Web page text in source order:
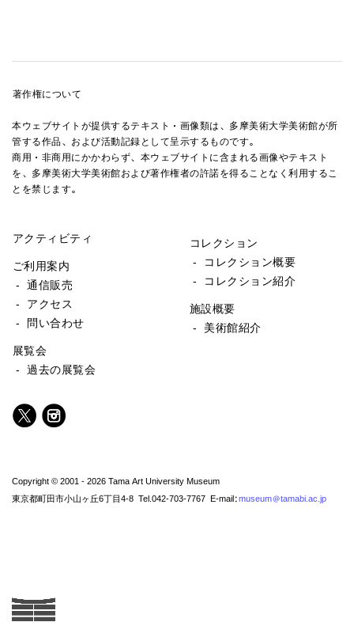
著作権について
本ウェブサイトが提供するテキスト・画像類は、多摩美術大学美術館が所
管する作品、および活動記録として呈示するものです。
商用・非商用にかかわらず、本ウェブサイトに含まれる画像やテキスト
を、多摩美術大学美術館および著作権者の許諾を得ることなく利用するこ
とを禁じます。
アクティビティ
ご利用案内
- 通信販売
- アクセス
- 問い合わせ
展覧会
- 過去の展覧会
コレクション
- コレクション概要
- コレクション紹介
施設概要
- 美術館紹介
Copyright © 2001 - 2026 Tama Art University Museum
東京都町田市小山ヶ丘6丁目4-8 Tel.042-703-7767 E-mail:museum@tamabi.ac.jp